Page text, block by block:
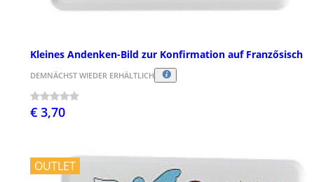
Kleines Andenken-Bild zur Konfirmation auf Franzősisch
DEMNÄCHST WIEDER ERHÄLTLICH
€ 3,70
OUTLET